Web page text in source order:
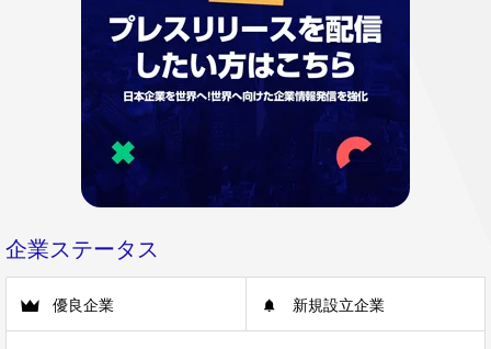
企業ステータス
優良企業 新規設立企業